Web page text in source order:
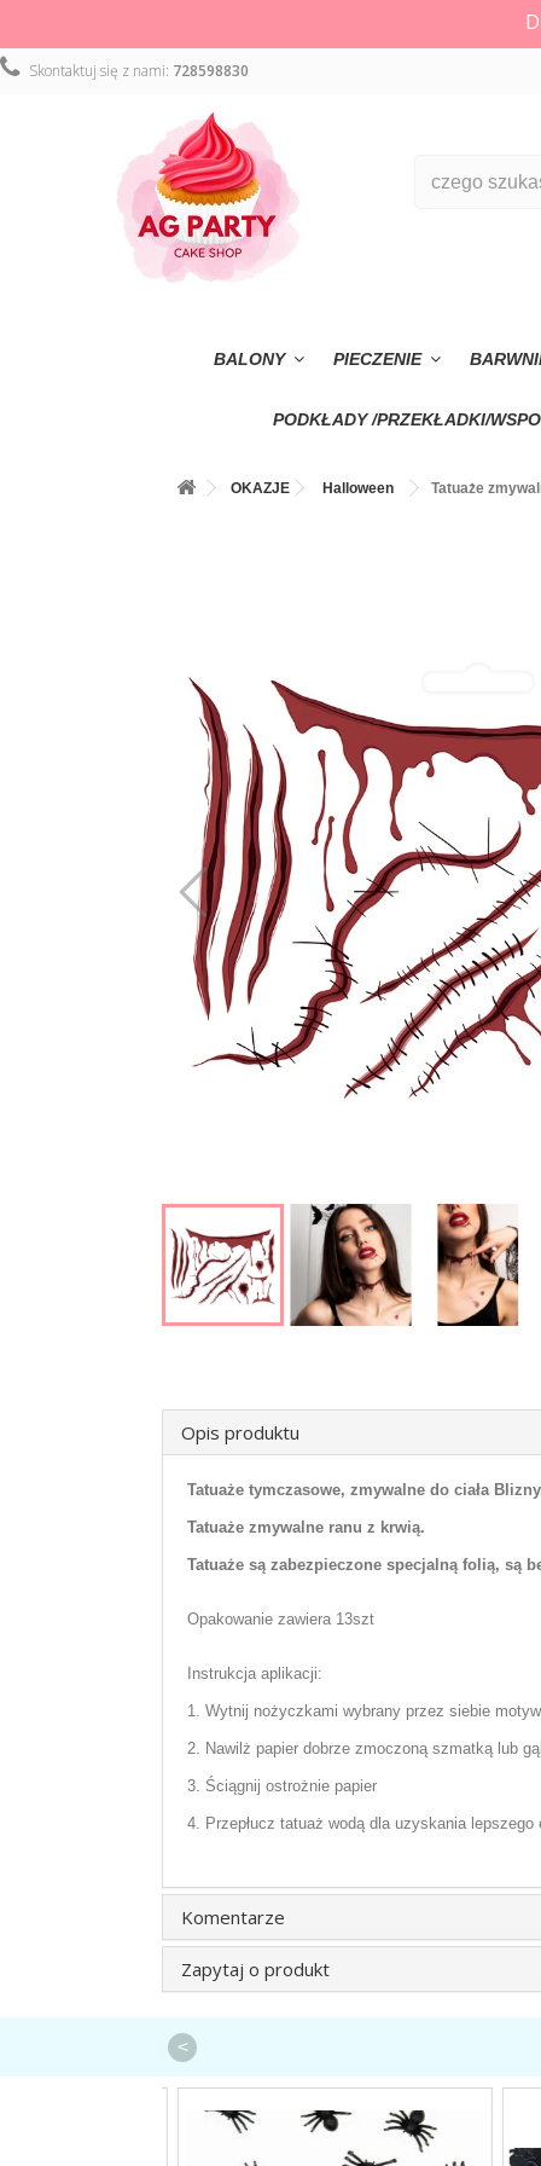
Skontaktuj się z nami: 728598830
BALONY PIECZENIE
PODKŁADY /PRZEKŁADKI/
OKAZJE Halloween Tatuaże
Opis produktu
Tatuaże tymczasowe, zmywalne do ciała
Tatuaże zmywalne ranu z krwią.
Tatuaże są zabezpieczone specjalną folią, są
Opakowanie zawiera 13szt
Instrukcja aplikacji:
1. Wytnij nożyczkami wybrany przez siebie
2. Nawilż papier dobrze zmoczoną szmatką lub
3. Ściągnij ostrożnie papier
4. Przepłucz tatuaż wodą dla uzyskania
Komentarze
Zapytaj o produkt
<